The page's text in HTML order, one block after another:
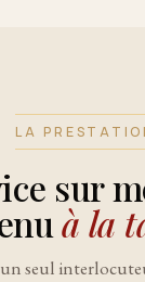
LA
sur
à la
seul